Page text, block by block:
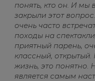
понять, кто он. И мы
закрыли этот
очень часто
походы на
приятный парень,
классный, открытый.
жизнь, это понятно.
является самым